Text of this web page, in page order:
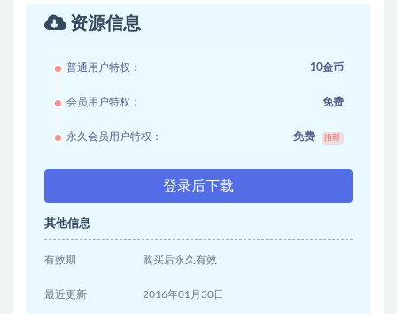
资源信息
普通用户特权： 10金币
会员用户特权： 免费
永久会员用户特权： 免费 推荐
登录后下载
其他信息
有效期 购买后永久有效
最近更新 2016年01月30日